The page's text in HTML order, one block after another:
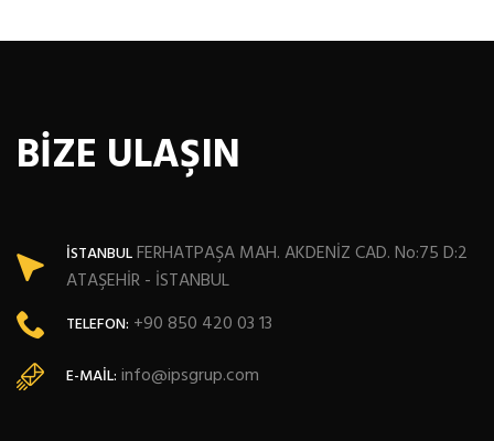
BİZE ULAŞIN
İSTANBULFERHATPAŞA MAH. AKDENİZ CAD. No:75 D:2
ATAŞEHİR - İSTANBUL
TELEFON: +90 850 420 03 13
E-MAIL: info@ipsgrup.com